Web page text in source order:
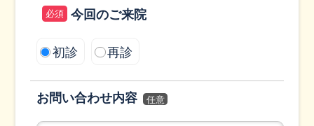
今回のご来院
必須
初診 再診
お問い合わせ内容 任意